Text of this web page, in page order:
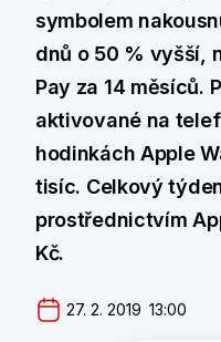
symbolem
dnů o 50 % vyšší,
Pay za 14 měsíců.
aktivované na
hodinkách Apple
tisíc. Celkový
prostřednictvím
Kč.
27. 2. 2019  13:00